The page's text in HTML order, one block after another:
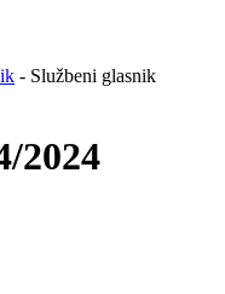
- Službeni glasnik
2024